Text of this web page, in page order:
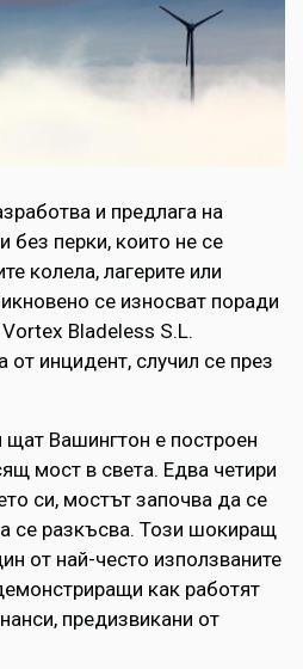
и предлага на
без перки, които не се
колела, лагерите или
се износват поради
Bladeless S.L.
инцидент, случил се през
щат Вашингтон е построен
мост в света. Едва четири
си, мостът започва да се
се разкъсва. Този шокиращ
от най-често използваните
как работят
предизвикани от